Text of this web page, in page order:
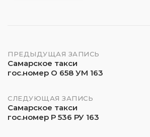
Навигация
по
записям
ПРЕДЫДУЩАЯ ЗАПИСЬ
Самарское такси
гос.номер О 658 УМ 163
СЛЕДУЮЩАЯ ЗАПИСЬ
Самарское такси
гос.номер Р 536 РУ 163